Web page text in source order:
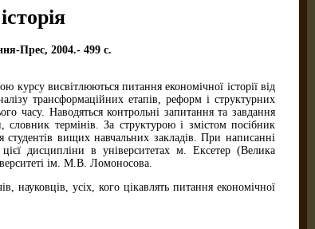
Прес, 2004.- 499 c.
курсу висвітлюються питання економічної історії від
трансформаційних етапів, реформ і структурних
часу. Наводяться контрольні запитання та завдання
термінів. За структурою і змістом посібник
студентів вищих навчальних закладів. При написанні
дисципліни в університетах м. Ексетер (Велика
ім. М.В. Ломоносова.
науковців, усіх, кого цікавлять питання економічної